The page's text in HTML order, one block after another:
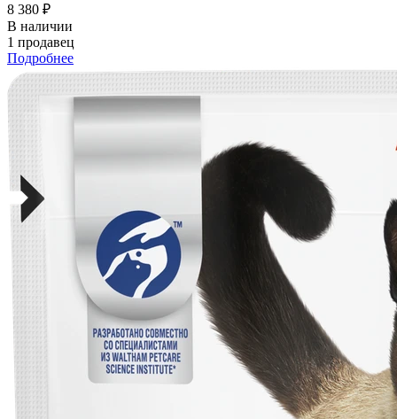
8 380 ₽
В наличии
1 продавец
Подробнее